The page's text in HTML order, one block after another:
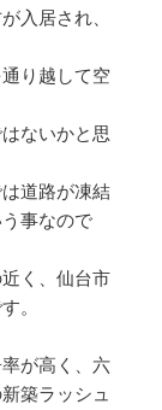
入居され、
り越して空
ないかと思
道路が凍結
事なので
く、仙台市
。
が高く、六
築ラッシュ